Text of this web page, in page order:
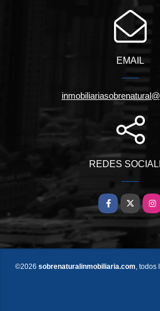
EMAIL
REDES
Facebook
X
©2026 sobrenaturalinmobiliaria.com, todos